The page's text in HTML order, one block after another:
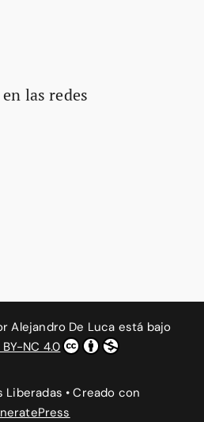
las redes
Alejandro De Luca está bajo
NC 4.0
Liberadas • Creado con